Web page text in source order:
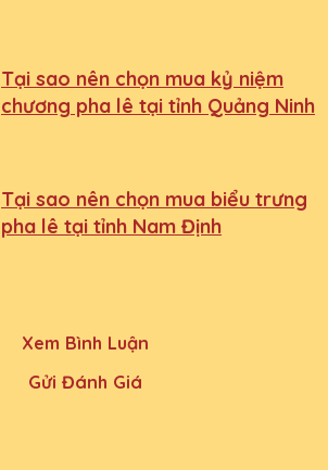
Tại sao nên chọn mua kỷ niệm
chương pha lê tại tỉnh Quảng Ninh
Tại sao nên chọn mua biểu trưng
pha lê tại tỉnh Nam Định
Xem Bình Luận
Gửi Đánh Giá